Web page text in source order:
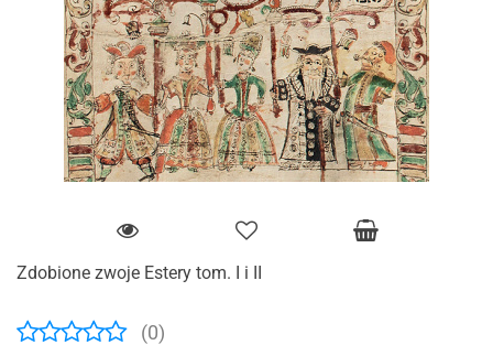
Zdobione zwoje Estery tom. I i II
(0)